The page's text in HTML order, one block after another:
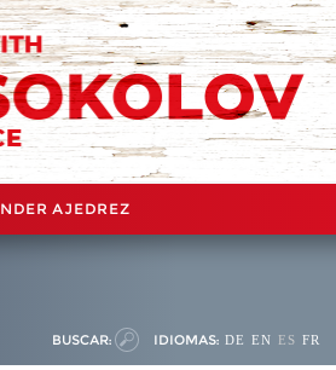
AJEDREZ
BUSCAR: IDIOMAS: DE EN ES FR